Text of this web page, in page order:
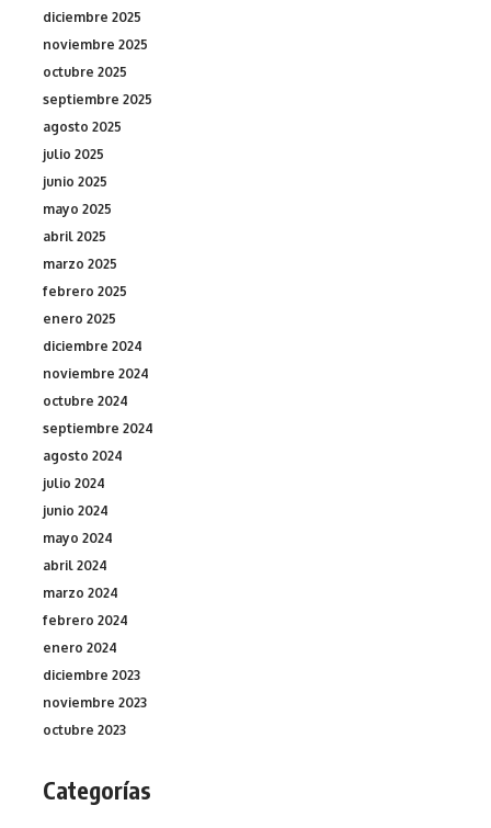
diciembre 2025
noviembre 2025
octubre 2025
septiembre 2025
agosto 2025
julio 2025
junio 2025
mayo 2025
abril 2025
marzo 2025
febrero 2025
enero 2025
diciembre 2024
noviembre 2024
octubre 2024
septiembre 2024
agosto 2024
julio 2024
junio 2024
mayo 2024
abril 2024
marzo 2024
febrero 2024
enero 2024
diciembre 2023
noviembre 2023
octubre 2023
Categorías